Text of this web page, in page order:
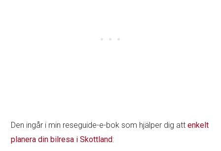
Den ingår i min reseguide-e-bok som hjälper dig attenkelt
planera din bilresa i Skottland: